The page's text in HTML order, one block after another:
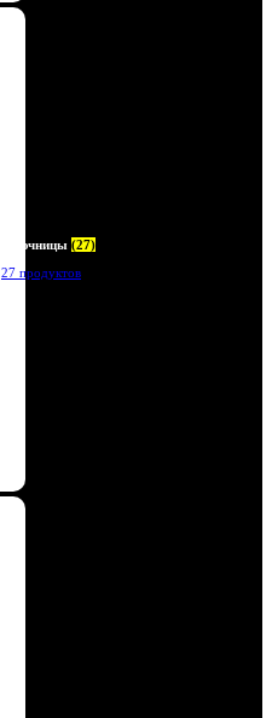
Ключницы (27)
27 продуктов